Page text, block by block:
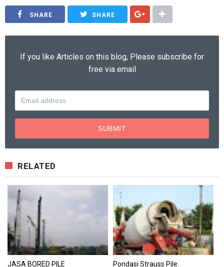
SHARE SHARE
If you like Articles on this blog, Please subscribe for
free via email
RELATED
JASA BORED PILE
Pondasi Strauss Pile: